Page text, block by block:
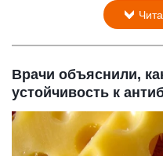
Врачи объяснили,
устойчивость к